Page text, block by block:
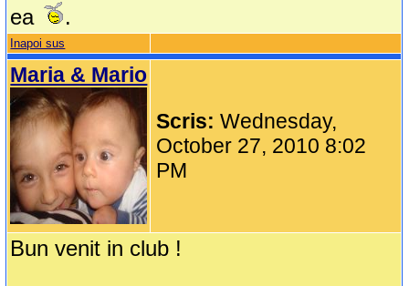
ea
.
Inapoi sus
Maria & Mario
Scris:Wednesday,
October 27, 2010 8:02
PM
Bun venit in club !